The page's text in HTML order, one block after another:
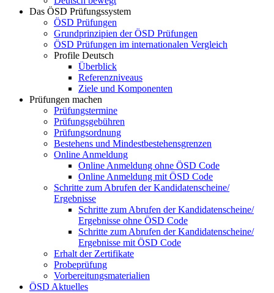
Das ÖSD Prüfungssystem
ÖSD Prüfungen
Grundprinzipien der ÖSD Prüfungen
ÖSD Prüfungen im internationalen Vergleich
Profile Deutsch
Überblick
Referenzniveaus
Ziele und Komponenten
Prüfungen machen
Prüfungstermine
Prüfungsgebühren
Prüfungsordnung
Bestehens und Mindestbestehensgrenzen
Online Anmeldung
Online Anmeldung ohne ÖSD Code
Online Anmeldung mit ÖSD Code
Schritte zum Abrufen der Kandidatenscheine/
Ergebnisse
Schritte zum Abrufen der Kandidatenscheine/
Ergebnisse ohne ÖSD Code
Schritte zum Abrufen der Kandidatenscheine/
Ergebnisse mit ÖSD Code
Erhalt der Zertifikate
Probeprüfung
Vorbereitungsmaterialien
ÖSD Aktuelles